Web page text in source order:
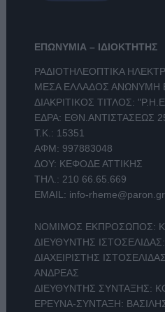
ΕΠΩΝΥΜΙΑ – ΙΔΙΟΚΤΗΤΗΣ
ΡΑΔΙΟΤΗΛΕΟΠΤΙΚΑ
ΜΕΣΑ ΕΛΛΑΔΟΣ ΑΝΩΝΥΜΗ
ΔΙΑΚΡΙΤΙΚΟΣ ΤΙΤΛΟΣ:
ΕΔΡΑ: ΕΘΝ.ΑΝΤΙΣΤΑΣΕΩΣ
Τ.Κ.: 15351
ΑΦΜ: 997883048
ΔΟΥ: ΚΕΦΟΔΕ ΑΤΤΙΚΗΣ
ΤΗΛ.: 210 66.65.669
EMAIL: info-rheme@paron.gr
ΝΟΜΙΜΟΣ ΕΚΠΡΟΣΩΠΟΣ:
ΔΙΕΥΘΥΝΤΗΣ
ΔΙΑΧΕΙΡΙΣΤΗΣ
ΑΝΔΡΕΑΣ
ΔΙΕΥΘΥΝΤΗΣ ΣΥΝΤΑΞΗΣ:
ΕΡΕΥΝΑ-ΣΥΝΤΑΞΗ: